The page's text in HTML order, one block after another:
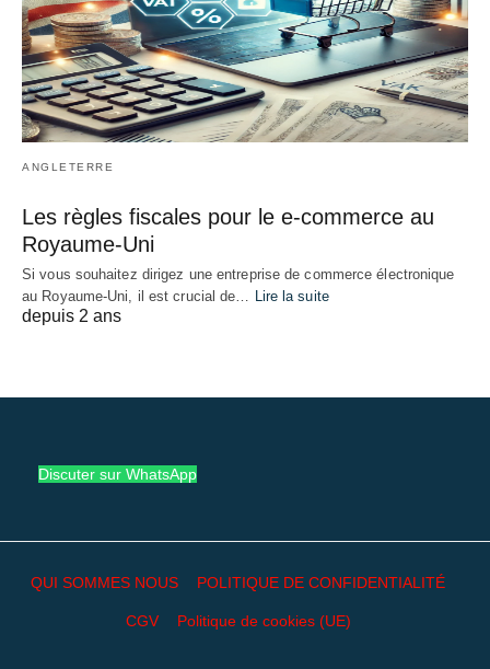
ANGLETERRE
Les règles fiscales pour le e-commerce au
Royaume-Uni
Si vous souhaitez dirigez une entreprise de commerce électronique
au Royaume-Uni, il est crucial de… Lire la suite
depuis 2 ans
Discuter sur WhatsApp
QUI SOMMES NOUS POLITIQUE DE CONFIDENTIALITÉ
CGV Politique de cookies (UE)